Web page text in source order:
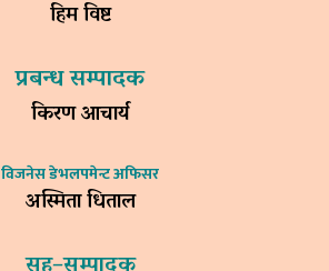
हिम विष्ट
प्रबन्ध सम्पादक
किरण आचार्य
विजनेस डेभलपमेन्ट अफिसर
अस्मिता धिताल